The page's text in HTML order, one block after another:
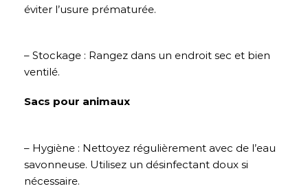
éviter l’usure prématurée.
– Stockage : Rangez dans un endroit sec et bien
ventilé.
Sacs pour animaux
– Hygiène : Nettoyez régulièrement avec de l’eau
savonneuse. Utilisez un désinfectant doux si
nécessaire.